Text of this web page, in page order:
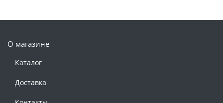
О магазине
Каталог
Доставка